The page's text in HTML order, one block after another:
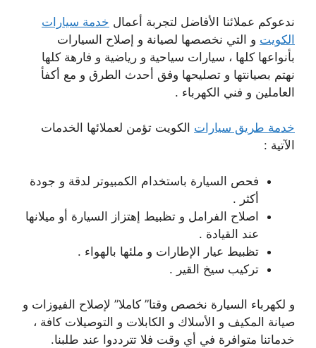
ندعوكم عملائنا الأفاضل لتجربة أعمال خدمة سيارات
الكويت و التي نخصصها لصيانة و إصلاح السيارات
بأنواعها كلها ، سيارات سياحية و رياضية و فارهة كلها
نهتم بصيانتها و تصليحها وفق أحدث الطرق و مع أكفأ
العاملين و فني الكهرباء .
خدمة طريق سيارات الكويت تؤمن لعملائها الخدمات
الآتية :
فحص السيارة باستخدام الكمبيوتر لدقة و جودة
أكثر .
اصلاح الفرامل و تظبيط إهتزاز السيارة أو ميلانها
عند القيادة .
تظبيط عيار الإطارات و ملئها بالهواء .
تركيب سيخ القير .
و لكهرباء السيارة نخصص وقتا” كاملا” لإصلاح الفيوزات و
صيانة المكيف و الأسلاك و الكابلات و التوصيلات كافة ،
خدماتنا متوافرة في أي وقت فلا تترددوا عند طلبنا.